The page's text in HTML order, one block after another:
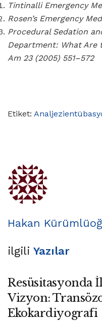
Tintinalli Emergency
Rosen’s Emergency
Procedural Sedation
Department: What Are
Am 23 (2005) 551–572
Etiket: Analjezi
Hakan
ilgili Yazılar
Vizyon:
Ekokardiyografi